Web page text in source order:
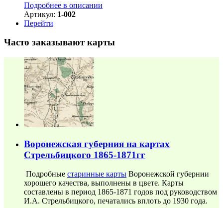
Подробнее в описании
Артикул: 1-002
Перейти
Часто заказывают карты
Воронежская губерния на картах
Стрельбицкого 1865-1871гг
Подробные старинные карты Воронежской губернии
хорошего качества, выполнены в цвете. Карты
составлены в период 1865-1871 годов под руководством
И.А. Стрельбицкого, печатались вплоть до 1930 года.